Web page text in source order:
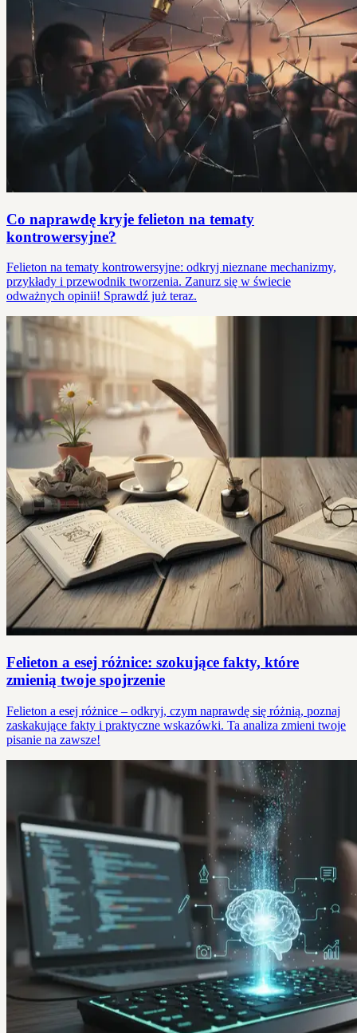
Co naprawdę kryje felieton na tematy
kontrowersyjne?
Felieton na tematy kontrowersyjne: odkryj nieznane mechanizmy,
przykłady i przewodnik tworzenia. Zanurz się w świecie
odważnych opinii! Sprawdź już teraz.
Felieton a esej różnice: szokujące fakty, które
zmienią twoje spojrzenie
Felieton a esej różnice – odkryj, czym naprawdę się różnią, poznaj
zaskakujące fakty i praktyczne wskazówki. Ta analiza zmieni twoje
pisanie na zawsze!